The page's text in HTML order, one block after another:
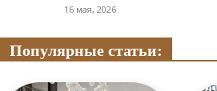
16 мая, 2026
Популярные статьи: